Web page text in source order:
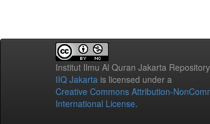
Institut Ilmu Al Quran Jakarta Repository
IIQ Jakarta is licensed under a
Creative Commons Attribution-
International License.